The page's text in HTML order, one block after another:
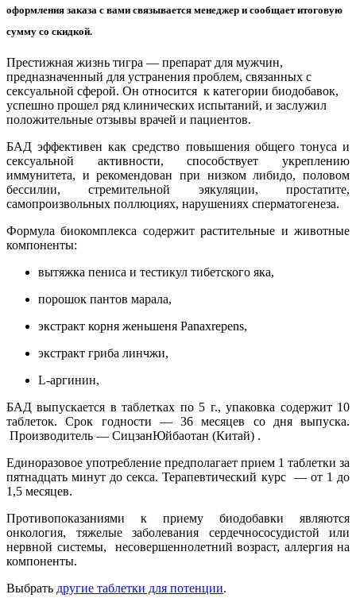
оформления заказа с вами связывается менеджер и сообщает итоговую
сумму со скидкой.
Престижная жизнь тигра ― препарат для мужчин,
предназначенный для устранения проблем, связанных с
сексуальной сферой. Он относится к категории биодобавок,
успешно прошел ряд клинических испытаний, и заслужил
положительные отзывы врачей и пациентов.
БАД эффективен как средство повышения общего тонуса и
сексуальной активности, способствует укреплению
иммунитета, и рекомендован при низком либидо, половом
бессилии, стремительной эякуляции, простатите,
самопроизвольных поллюциях, нарушениях сперматогенеза.
Формула биокомплекса содержит растительные и животные
компоненты:
вытяжка пениса и тестикул тибетского яка,
порошок пантов марала,
экстракт корня женьшеня Panaxrepens,
экстракт гриба линчжи,
L-аргинин,
БАД выпускается в таблетках по 5 г., упаковка содержит 10
таблеток. Срок годности ― 36 месяцев со дня выпуска.
Производитель ― СицзанЮйбаотан (Китай) .
Единоразовое употребление предполагает прием 1 таблетки за
пятнадцать минут до секса. Терапевтический курс ― от 1 до
1,5 месяцев.
Противопоказаниями к приему биодобавки являются
онкология, тяжелые заболевания сердечнососудистой или
нервной системы, несовершеннолетний возраст, аллергия на
компоненты.
Выбрать другие таблетки для потенции.